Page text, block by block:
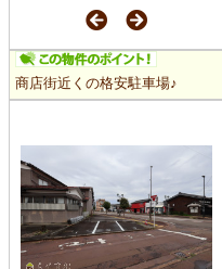
商店街近くの格安駐車場♪